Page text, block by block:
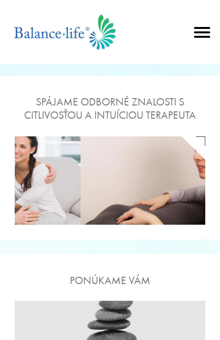
SPÁJAME ODBORNÉ ZNALOSTI S
CITLIVOSŤOU A INTUÍCIOU TERAPEUTA
PONÚKAME VÁM